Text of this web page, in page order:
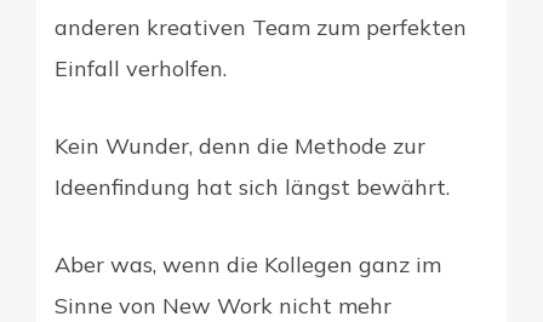
anderen kreativen Team zum perfekten
Einfall verholfen.
Kein Wunder, denn die Methode zur
Ideenfindung hat sich längst bewährt.
Aber was, wenn die Kollegen ganz im
Sinne von New Work nicht mehr